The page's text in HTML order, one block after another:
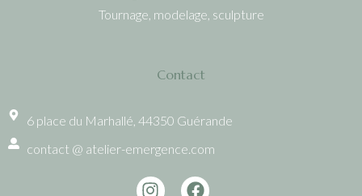
Tournage, modelage, sculpture
Contact
6 place du Marhallé, 44350 Guérande
contact @ atelier-emergence.com